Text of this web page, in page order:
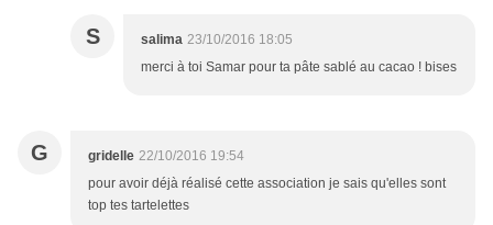
S salima 23/10/2016 18:05
merci à toi Samar pour ta pâte sablé au cacao ! bises
G gridelle 22/10/2016 19:54
pour avoir déjà réalisé cette association je sais qu'elles sont
top tes tartelettes